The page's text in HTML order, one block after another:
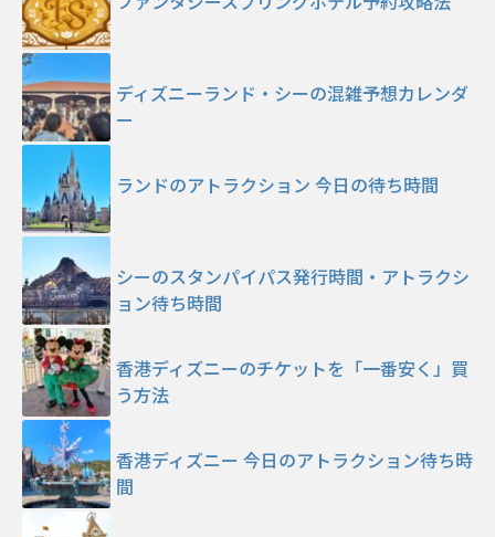
ディズニーランド・シーの混雑予想カレンダ
ー
ランドのアトラクション 今日の待ち時間
シーのスタンパイパス発行時間・アトラクシ
ョン待ち時間
香港ディズニーのチケットを「一番安く」買
う方法
香港ディズニー 今日のアトラクション待ち時
間